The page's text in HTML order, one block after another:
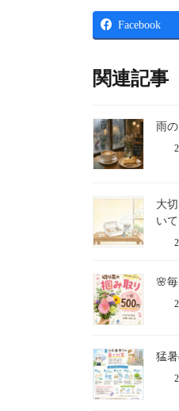
Facebook
関連記事
雨
大
いて
🌸
猛